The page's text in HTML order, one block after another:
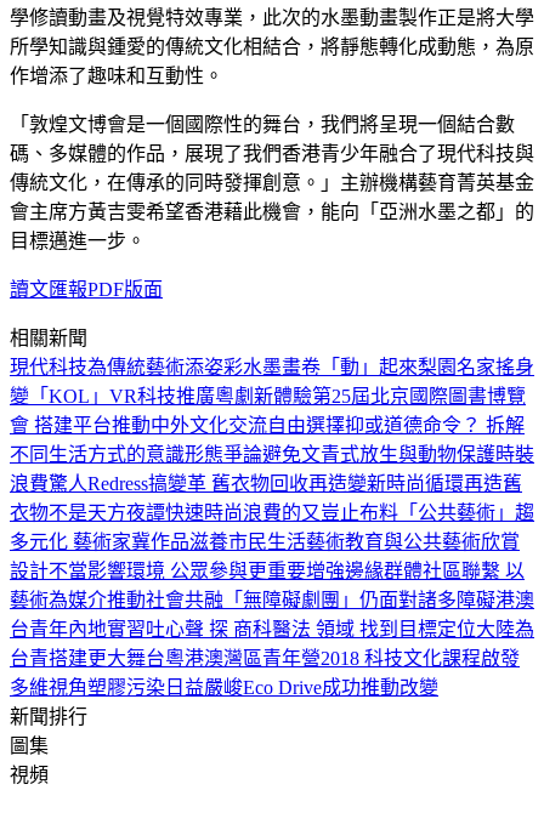
學修讀動畫及視覺特效專業，此次的水墨動畫製作正是將大學
所學知識與鍾愛的傳統文化相結合，將靜態轉化成動態，為原
作增添了趣味和互動性。
「敦煌文博會是一個國際性的舞台，我們將呈現一個結合數
碼、多媒體的作品，展現了我們香港青少年融合了現代科技與
傳統文化，在傳承的同時發揮創意。」主辦機構藝育菁英基金
會主席方黃吉雯希望香港藉此機會，能向「亞洲水墨之都」的
目標邁進一步。
讀文匯報PDF版面
相關新聞
現代科技為傳統藝術添姿彩水墨畫卷「動」起來梨園名家搖身
變「KOL」 VR科技推廣粵劇新體驗第25屆北京國際圖書博覽
會 搭建平台推動中外文化交流自由選擇抑或道德命令？ 拆解
不同生活方式的意識形態爭論避免文青式放生與動物保護時裝
浪費驚人Redress搞變革 舊衣物回收再造變新時尚循環再造舊
衣物不是天方夜譚快速時尚浪費的又豈止布料 「公共藝術」趨
多元化 藝術家冀作品滋養市民生活藝術教育與公共藝術欣賞
設計不當影響環境 公眾參與更重要增強邊緣群體社區聯繫 以
藝術為媒介推動社會共融 「無障礙劇團」仍面對諸多障礙港澳
台青年內地實習吐心聲 探 商科醫法 領域 找到目標定位大陸為
台青搭建更大舞台粵港澳灣區青年營2018 科技文化課程啟發
多維視角塑膠污染日益嚴峻Eco Drive成功推動改變
新聞排行
圖集
視頻